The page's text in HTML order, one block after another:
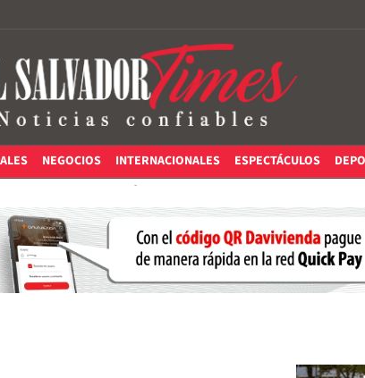
NEGOCIOS INTERNACIONALES ESPECTÁCULOS